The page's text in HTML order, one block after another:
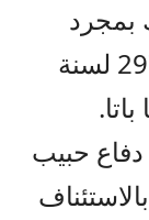
بمجرد
صدور حكم في الجناية رقم 2977 لسنة
حبيب